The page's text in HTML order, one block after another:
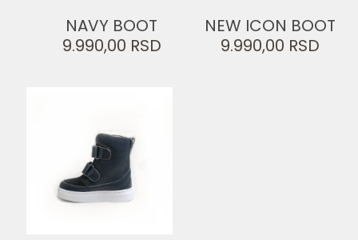
NAVY BOOT
9.990,00 RSD
NEW ICON BOOT
9.990,00 RSD